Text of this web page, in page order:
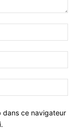
dans ce navigateur